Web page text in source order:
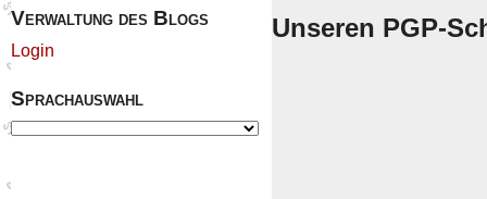
Verwaltung des Blogs
Login
Sprachauswahl
Unseren PGP-